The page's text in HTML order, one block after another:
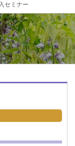
セミナー